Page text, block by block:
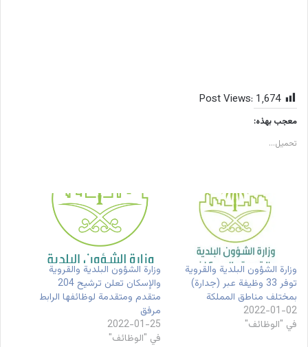
Post Views: 1٬674
معجب بهذه:
تحميل...
وزارة الشؤون البلدية والقروية
توفر 33 وظيفة عبر (جدارة)
بمختلف مناطق المملكة
2022-01-02
في "الوظائف"
وزارة الشؤون البلدية والقروية
والإسكان تعلن ترشيح 204
متقدم ومتقدمة لوظائفها الرابط
مرفق
2022-01-25
في "الوظائف"